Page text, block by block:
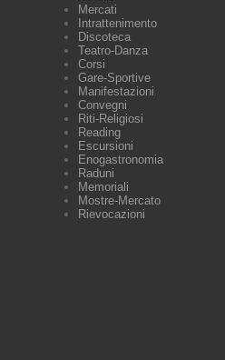
Mercati
Intrattenimento
Discoteca
Teatro-Danza
Corsi
Gare-Sportive
Manifestazioni
Convegni
Riti-Religiosi
Reading
Escursioni
Enogastronomia
Raduni
Memoriali
Mostre-Mercato
Rievocazioni